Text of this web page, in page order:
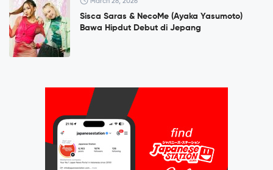
Sisca Saras & NecoMe (Ayaka Yasumoto)
Bawa Hipdut Debut di Jepang